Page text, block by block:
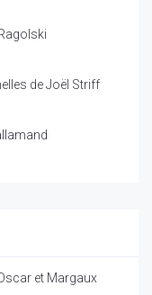
de Joël Striff
et Margaux